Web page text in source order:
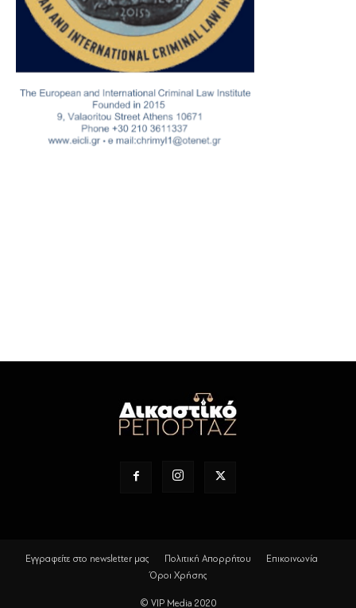
Εγγραφείτε στο newsletter μας Πολιτική Απορρήτου
Επικοινωνία
Όροι Χρήσης
© VIP Media 2020